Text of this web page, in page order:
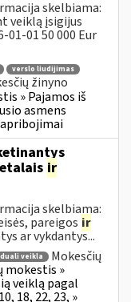
skelbiama:
veiklą įsigijus
01 50 000 Eur
verslo liudijimas
žinyno
» Pajamos iš
asmens
apribojimai
ir
skelbiama:
pareigos ir
ar vykdantys...
veikla
Mokesčių
mokestis »
veiklą pagal
18, 22, 23, »